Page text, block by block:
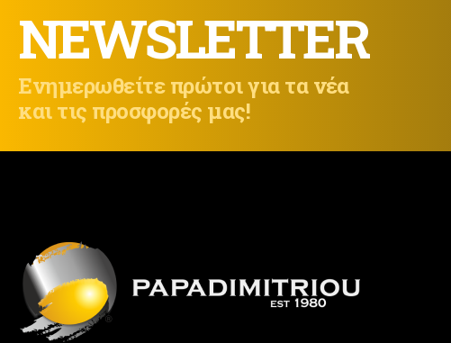
NEWSLETTER
Ενημερωθείτε πρώτοι για τα νέα
και τις προσφορές μας!